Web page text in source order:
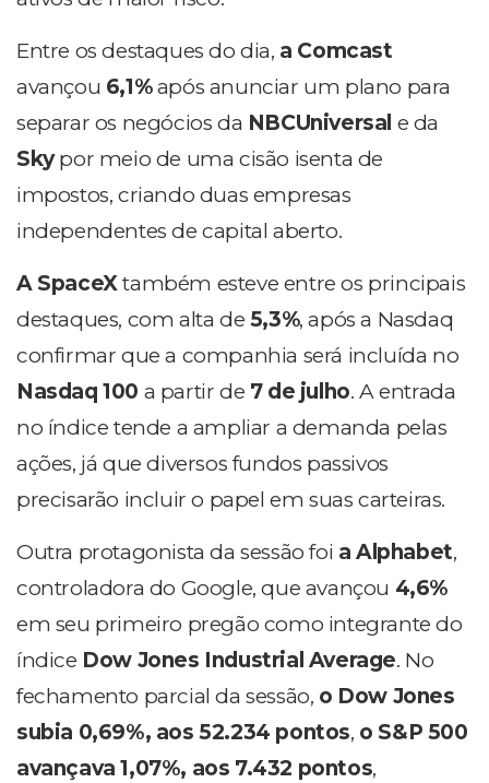
Entre os destaques do dia, a Comcast
avançou 6,1%após anunciar um plano para
separar os negócios da NBCUniversal e da
Skypor meio de uma cisão isenta de
impostos, criando duas empresas
independentes de capital aberto.
A SpaceXtambém esteve entre os principais
destaques, com alta de 5,3%, após a Nasdaq
confirmar que a companhia será incluída no
Nasdaq 100 a partir de 7 de julho. A entrada
no índice tende a ampliar a demanda pelas
ações, já que diversos fundos passivos
precisarão incluir o papel em suas carteiras.
Outra protagonista da sessão foi a Alphabet,
controladora do Google, que avançou 4,6%
em seu primeiro pregão como integrante do
índice Dow Jones Industrial Average. No
fechamento parcial da sessão, o Dow Jones
subia 0,69%, aos 52.234 pontos, o S&P 500
avançava 1,07%, aos 7.432 pontos,